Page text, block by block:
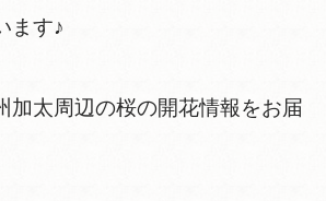
ます♪
加太周辺の桜の開花情報をお届